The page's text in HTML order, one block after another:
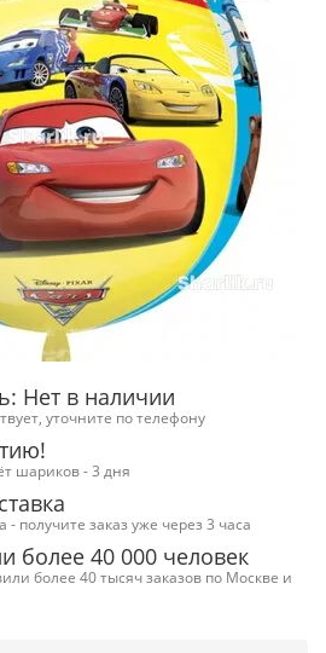
Нет в наличии
уточните по телефону
шариков - 3 дня
- получите заказ уже через 3 часа
более 40 000 человек
более 40 тысяч заказов по Москве и